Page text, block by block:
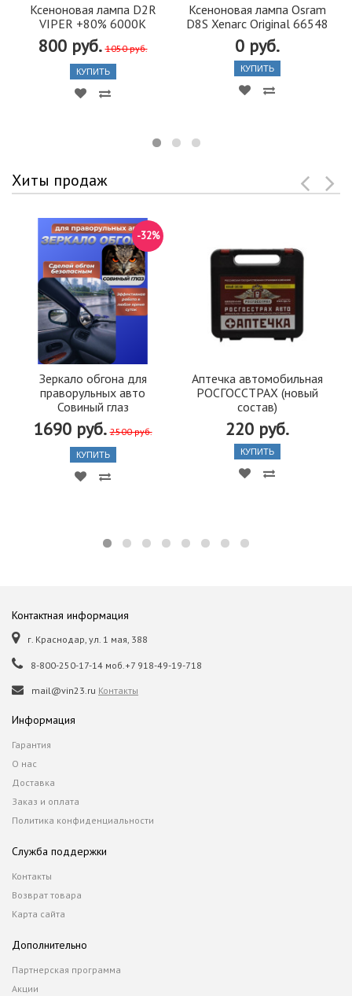
Ксеноновая лампа D2R
VIPER +80% 6000K
800 руб. 1050 руб.
КУПИТЬ
Ксеноновая лампа Osram
D8S Xenarc Original 66548
0 руб.
КУПИТЬ
Хиты продаж
Зеркало обгона для
праворульных авто
Совиный глаз
1690 руб. 2500 руб.
-32%
КУПИТЬ
Аптечка автомобильная
РОСГОССТРАХ (новый
состав)
220 руб.
КУПИТЬ
Контактная информация
г. Краснодар, ул. 1 мая, 388
8-800-250-17-14 моб.+7 918-49-19-718
mail@vin23.ru Контакты
Информация
Гарантия
О нас
Доставка
Заказ и оплата
Политика конфиденциальности
Служба поддержки
Контакты
Возврат товара
Карта сайта
Дополнительно
Партнерская программа
Акции